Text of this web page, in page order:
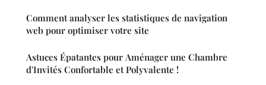
Comment analyser les statistiques de navigation
web pour optimiser votre site
Astuces Épatantes pour Aménager une Chambre
d'Invités Confortable et Polyvalente !